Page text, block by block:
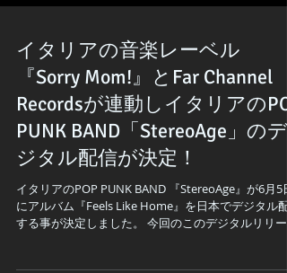
イタリアの音楽レーベル
『Sorry Mom!』とFar Channel
Recordsが連動しイタリアの
PUNK BAND「StereoAge」のデ
ジタル配信が決定！
イタリアのPOP PUNK BAND 『StereoAge』が6月5日